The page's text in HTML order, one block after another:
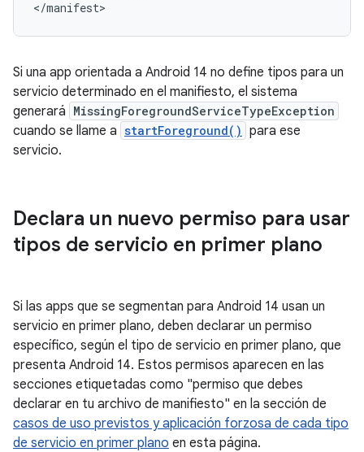
Si una app orientada a Android 14 no define tipos para un
servicio determinado en el manifiesto, el sistema
generará MissingForegroundServiceTypeException
cuando se llame a startForeground() para ese
servicio.
Declara un nuevo permiso para usar
tipos de servicio en primer plano
Si las apps que se segmentan para Android 14 usan un
servicio en primer plano, deben declarar un permiso
específico, según el tipo de servicio en primer plano, que
presenta Android 14. Estos permisos aparecen en las
secciones etiquetadas como "permiso que debes
declarar en tu archivo de manifiesto" en la sección de
casos de uso previstos y aplicación forzosa de cada tipo
de servicio en primer plano en esta página.